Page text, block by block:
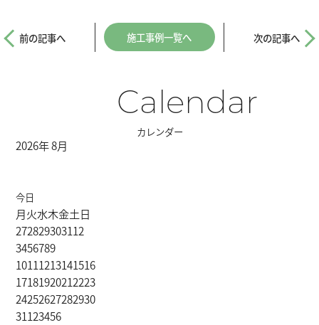
前の記事へ 施工事例一覧へ 次の記事へ
Calendar
カレンダー
2026年 8月
今日
月火水木金土日
272829303112
3456789
10111213141516
17181920212223
24252627282930
31123456